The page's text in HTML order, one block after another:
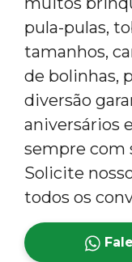
pula-pulas,
tamanhos,
de bolinhas,
diversão
aniversários
sempre com
Solicite
todos os